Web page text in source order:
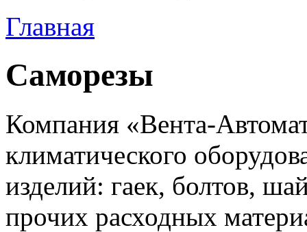
Главная
Саморезы
Компания «Вента-
климатического
изделий: гаек, болтов,
прочих расходных